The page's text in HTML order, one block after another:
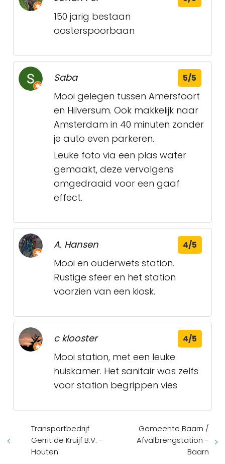
150 jarig bestaan
oosterspoorbaan
Saba 5/5
Mooi gelegen tussen Amersfoort
en Hilversum. Ook makkelijk naar
Amsterdam in 40 minuten zonder
je auto even parkeren.
Leuke foto via een plas water
gemaakt, deze vervolgens
omgedraaid voor een gaaf
effect.
A. Hansen 4/5
Mooi en ouderwets station.
Rustige sfeer en het station
voorzien van een kiosk.
c klooster 4/5
Mooi station, met een leuke
huiskamer. Het sanitair was zelfs
voor station begrippen vies
Transportbedrijf
Gerrit de Kruijf B.V. -
Houten
Gemeente Baarn /
Afvalbrengstation -
Baarn